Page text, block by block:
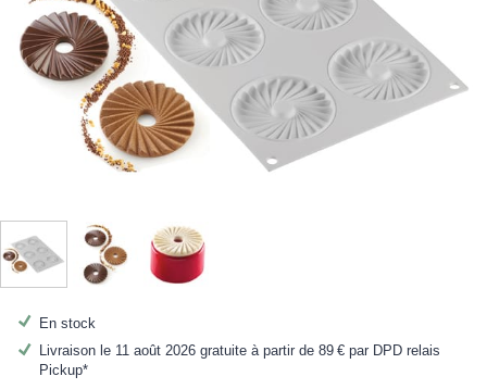
En stock
Livraison le 11 août 2026 gratuite à partir de 89 €par DPD relais
Pickup*